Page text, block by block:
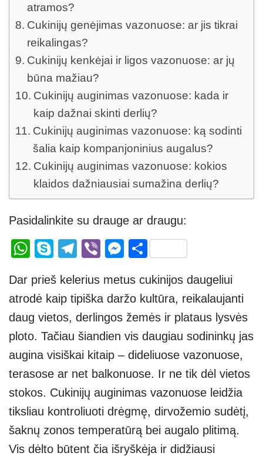
atramos?
Cukinijų genėjimas vazonuose: ar jis tikrai
reikalingas?
Cukinijų kenkėjai ir ligos vazonuose: ar jų
būna mažiau?
Cukinijų auginimas vazonuose: kada ir
kaip dažnai skinti derlių?
Cukinijų auginimas vazonuose: ką sodinti
šalia kaip kompanjoninius augalus?
Cukinijų auginimas vazonuose: kokios
klaidos dažniausiai sumažina derlių?
Pasidalinkite su drauge ar draugu:
W
at
s
A
p
p
S
p
e
T
e
gr
a
m
Vi
er
M
ss
e
n
g
er
S
ar
e
Dar prieš kelerius metus cukinijos daugeliui
atrodė kaip tipiška daržo kultūra, reikalaujanti
daug vietos, derlingos žemės ir plataus lysvės
ploto. Tačiau šiandien vis daugiau sodininkų jas
augina visiškai kitaip – dideliuose vazonuose,
terasose ar net balkonuose. Ir ne tik dėl vietos
stokos. Cukinijų auginimas vazonuose leidžia
tiksliau kontroliuoti drėgmę, dirvožemio sudėtį,
šaknų zonos temperatūrą bei augalo plitimą.
Vis dėlto būtent čia išryškėja ir didžiausi